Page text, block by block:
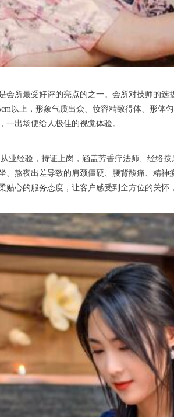
最受好评的亮点的之一。会所对技师的选
以上，形象气质出众、妆容精致得体、形
出场便给人极佳的视觉体验。
经验，持证上岗，涵盖芳香疗法师、经络
熬夜出差导致的肩颈僵硬、腰背酸痛、精
心的服务态度，让客户感受到全方位的关怀